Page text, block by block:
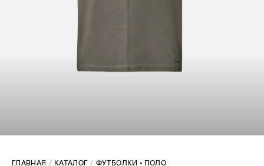
ГЛАВНАЯ КАТАЛОГ
ФУТБОЛКИ • ПОЛО